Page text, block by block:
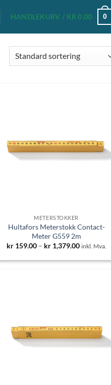
HANDLEKURV / KR 0.00 0
METERSTOKKER
Hultafors Meterstokk Contact-
Meter G559 2m
kr159.00 – kr1,379.00
til
inkl. Mva.